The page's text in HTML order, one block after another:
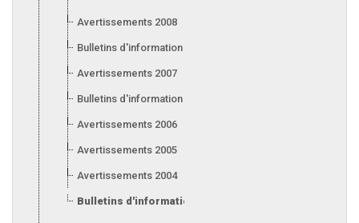
Avertissements 2008
Bulletins d'information 2008
Avertissements 2007
Bulletins d'information 2007
Avertissements 2006
Avertissements 2005
Avertissements 2004
Bulletins d'information 2004